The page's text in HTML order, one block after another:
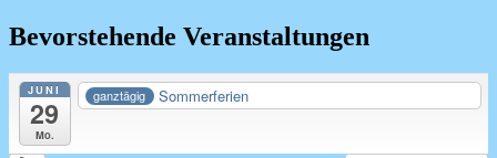
Bevorstehende Veranstaltungen
JUNI
29
Mo.
ganztägig Sommerferien